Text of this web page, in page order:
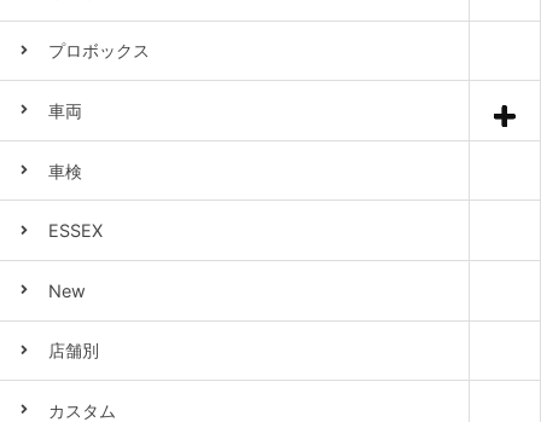
プロボックス
車両
車検
ESSEX
New
店舗別
カスタム